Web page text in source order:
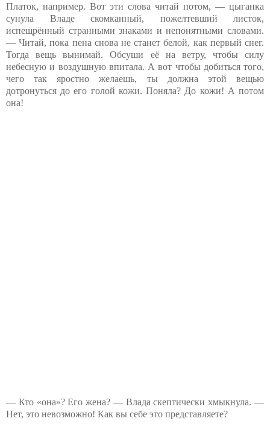
Платок, например. Вот эти слова читай потом, — цыганка
сунула Владе скомканный, пожелтевший листок,
испещрённый странными знаками и непонятными словами.
— Читай, пока пена снова не станет белой, как первый снег.
Тогда вещь вынимай. Обсуши её на ветру, чтобы силу
небесную и воздушную впитала. А вот чтобы добиться того,
чего так яростно желаешь, ты должна этой вещью
дотронуться до его голой кожи. Поняла? До кожи! А потом
она!
— Кто «она»? Его жена? — Влада скептически хмыкнула. —
Нет, это невозможно! Как вы себе это представляете?